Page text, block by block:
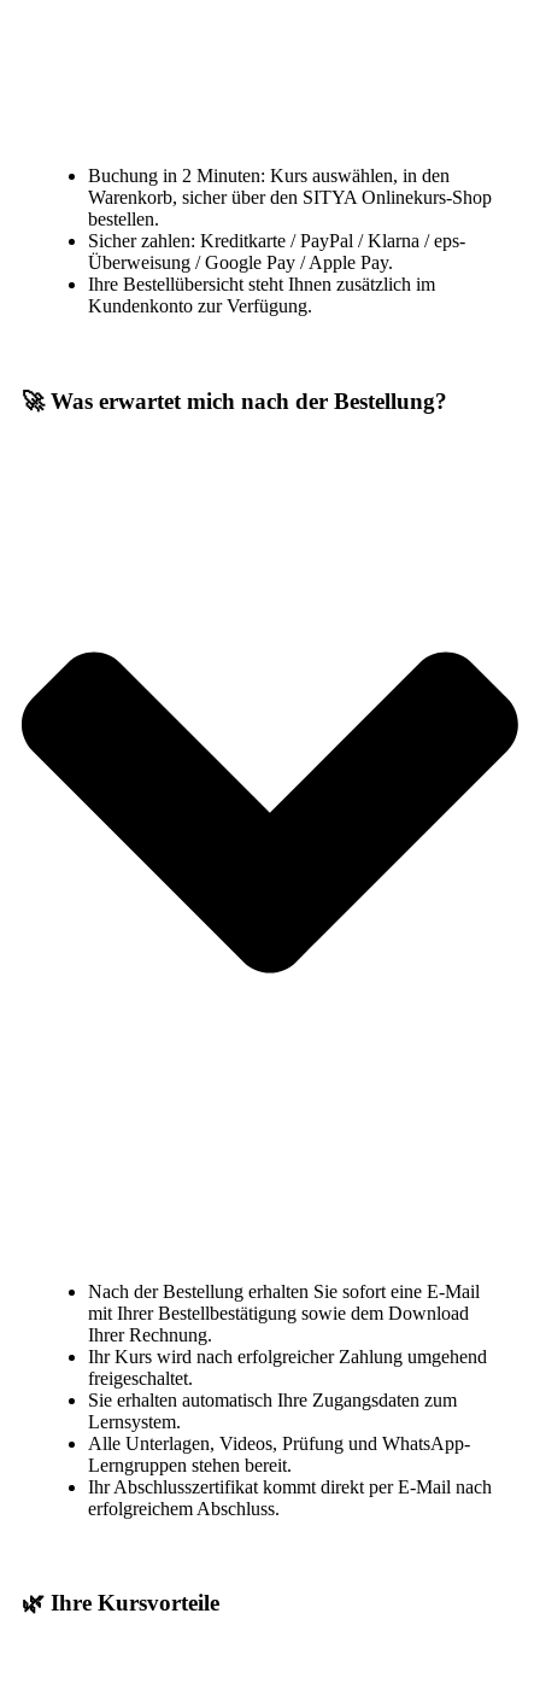
Buchung in 2 Minuten: Kurs auswählen, in den
Warenkorb, sicher über den SITYA Onlinekurs-Shop
bestellen.
Sicher zahlen: Kreditkarte / PayPal / Klarna / eps-
Überweisung / Google Pay / Apple Pay.
Ihre Bestellübersicht steht Ihnen zusätzlich im
Kundenkonto zur Verfügung.
🚀 Was erwartet mich nach der Bestellung?
Nach der Bestellung erhalten Sie sofort eine E-Mail
mit Ihrer Bestellbestätigung sowie dem Download
Ihrer Rechnung.
Ihr Kurs wird nach erfolgreicher Zahlung umgehend
freigeschaltet.
Sie erhalten automatisch Ihre Zugangsdaten zum
Lernsystem.
Alle Unterlagen, Videos, Prüfung und WhatsApp-
Lerngruppen stehen bereit.
Ihr Abschlusszertifikat kommt direkt per E-Mail nach
erfolgreichem Abschluss.
🌿 Ihre Kursvorteile